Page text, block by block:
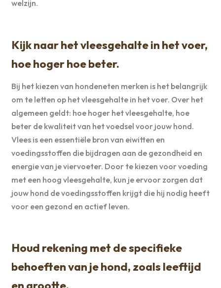
welzijn.
Kijk naar het vleesgehalte in het voer,
hoe hoger hoe beter.
Bij het kiezen van hondeneten merken is het belangrijk
om te letten op het vleesgehalte in het voer. Over het
algemeen geldt: hoe hoger het vleesgehalte, hoe
beter de kwaliteit van het voedsel voor jouw hond.
Vlees is een essentiële bron van eiwitten en
voedingsstoffen die bijdragen aan de gezondheid en
energie van je viervoeter. Door te kiezen voor voeding
met een hoog vleesgehalte, kun je ervoor zorgen dat
jouw hond de voedingsstoffen krijgt die hij nodig heeft
voor een gezond en actief leven.
Houd rekening met de specifieke
behoeften van je hond, zoals leeftijd